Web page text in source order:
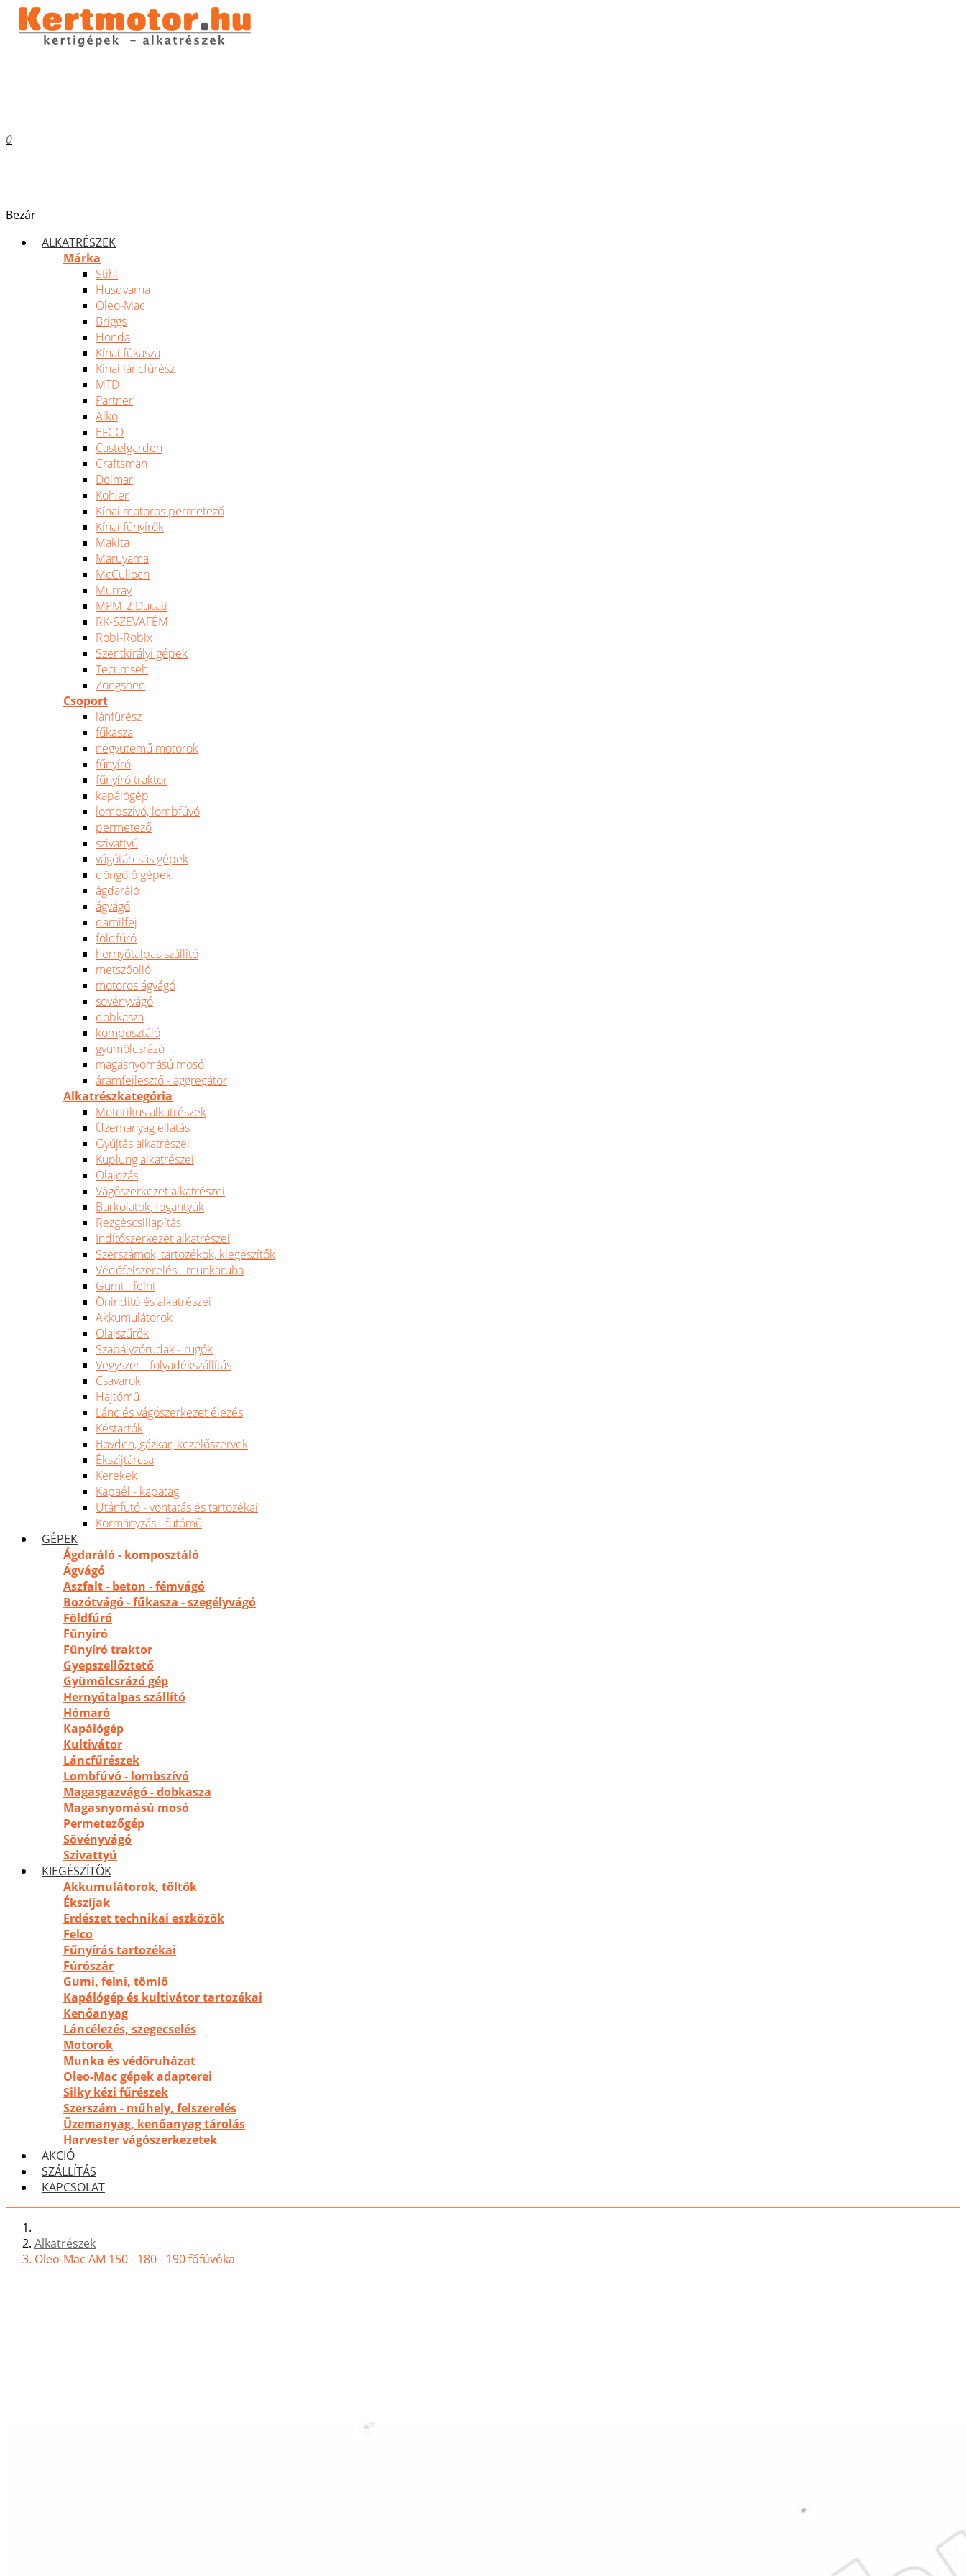
0
Bezár
ALKATRÉSZEK
Márka
Stihl
Husqvarna
Oleo-Mac
Briggs
Honda
Kínai fűkasza
Kínai láncfűrész
MTD
Partner
Alko
EFCO
Castelgarden
Craftsman
Dolmar
Kohler
Kínai motoros permetező
Kínai fűnyírők
Makita
Maruyama
McCulloch
Murray
MPM-2 Ducati
RK-SZEVAFÉM
Robi-Robix
Szentkirályi gépek
Tecumseh
Zongshen
Csoport
lánfűrész
fűkasza
négyütemű motorok
fűnyíró
fűnyíró traktor
kapálógép
lombszívó, lombfúvó
permetező
szivattyú
vágótárcsás gépek
döngölő gépek
ágdaráló
ágvágó
damilfej
földfúró
hernyótalpas szállító
metszőolló
motoros ágvágó
sövényvágó
dobkasza
komposztáló
gyümölcsrázó
magasnyomású mosó
áramfejlesztő - aggregátor
Alkatrészkategória
Motorikus alkatrészek
Üzemanyag ellátás
Gyújtás alkatrészei
Kuplung alkatrészei
Olajozás
Vágószerkezet alkatrészei
Burkolatok, fogantyúk
Rezgéscsillapítás
Indítószerkezet alkatrészei
Szerszámok, tartozékok, kiegészítők
Védőfelszerelés - munkaruha
Gumi - felni
Önindító és alkatrészei
Akkumulátorok
Olajszűrők
Szabályzórudak - rugók
Vegyszer - folyadékszállítás
Csavarok
Hajtómű
Lánc és vágószerkezet élezés
Késtartók
Bovden, gázkar, kezelőszervek
Ékszíjtárcsa
Kerekek
Kapaél - kapatag
Utánfutó - vontatás és tartozékai
Kormányzás - futómű
GÉPEK
Ágdaráló - komposztáló
Ágvágó
Aszfalt - beton - fémvágó
Bozótvágó - fűkasza - szegélyvágó
Földfúró
Fűnyíró
Fűnyíró traktor
Gyepszellőztető
Gyümölcsrázó gép
Hernyótalpas szállító
Hómaró
Kapálógép
Kultivátor
Láncfűrészek
Lombfúvó - lombszívó
Magasgazvágó - dobkasza
Magasnyomású mosó
Permetezőgép
Sövényvágó
Szivattyú
KIEGÉSZÍTŐK
Akkumulátorok, töltők
Ékszíjak
Erdészet technikai eszközök
Felco
Fűnyírás tartozékai
Fúrószár
Gumi, felni, tömlő
Kapálógép és kultivátor tartozékai
Kenőanyag
Láncélezés, szegecselés
Motorok
Munka és védőruházat
Oleo-Mac gépek adapterei
Silky kézi fűrészek
Szerszám - műhely, felszerelés
Üzemanyag, kenőanyag tárolás
Harvester vágószerkezetek
AKCIÓ
SZÁLLÍTÁS
KAPCSOLAT
Alkatrészek
Oleo-Mac AM 150 - 180 - 190 főfúvóka